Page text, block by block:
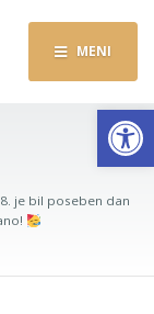
MENI
je bil poseben dan